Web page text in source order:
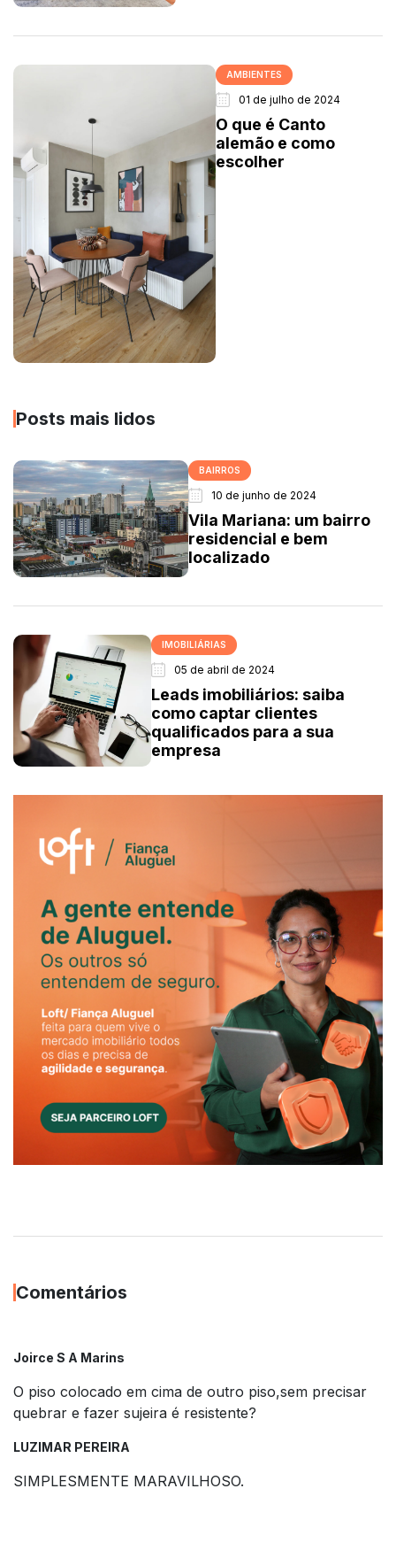
AMBIENTES
01 de julho de 2024
O que é Canto
alemão e como
escolher
Posts mais lidos
BAIRROS
10 de junho de 2024
Vila Mariana: um bairro
residencial e bem
localizado
IMOBILIÁRIAS
05 de abril de 2024
Leads imobiliários: saiba
como captar clientes
qualificados para a sua
empresa
Comentários
Joirce S A Marins
O piso colocado em cima de outro piso,sem precisar
quebrar e fazer sujeira é resistente?
LUZIMAR PEREIRA
SIMPLESMENTE MARAVILHOSO.